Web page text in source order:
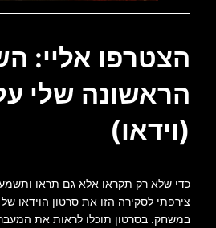
הצטרפו אליי:
הראשונה שלי
(וידאו)
כדי שלא רק תקראו אלא גם תראו
צירפתי לסקירה הזו את סרטון הוידאו
במשחק. בסרטון תוכלו לראות את